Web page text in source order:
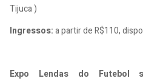
Tijuca )
Ingressos:a partir de R$110,
Expo Lendas do Futebol